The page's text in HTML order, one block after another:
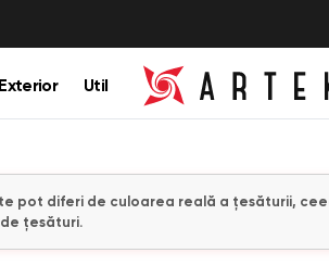
Util
pot diferi de culoarea reală a țesăturii,
țesături.